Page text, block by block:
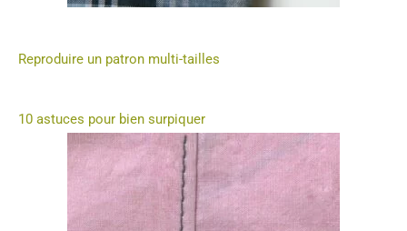
Reproduire un patron multi-tailles
10 astuces pour bien surpiquer